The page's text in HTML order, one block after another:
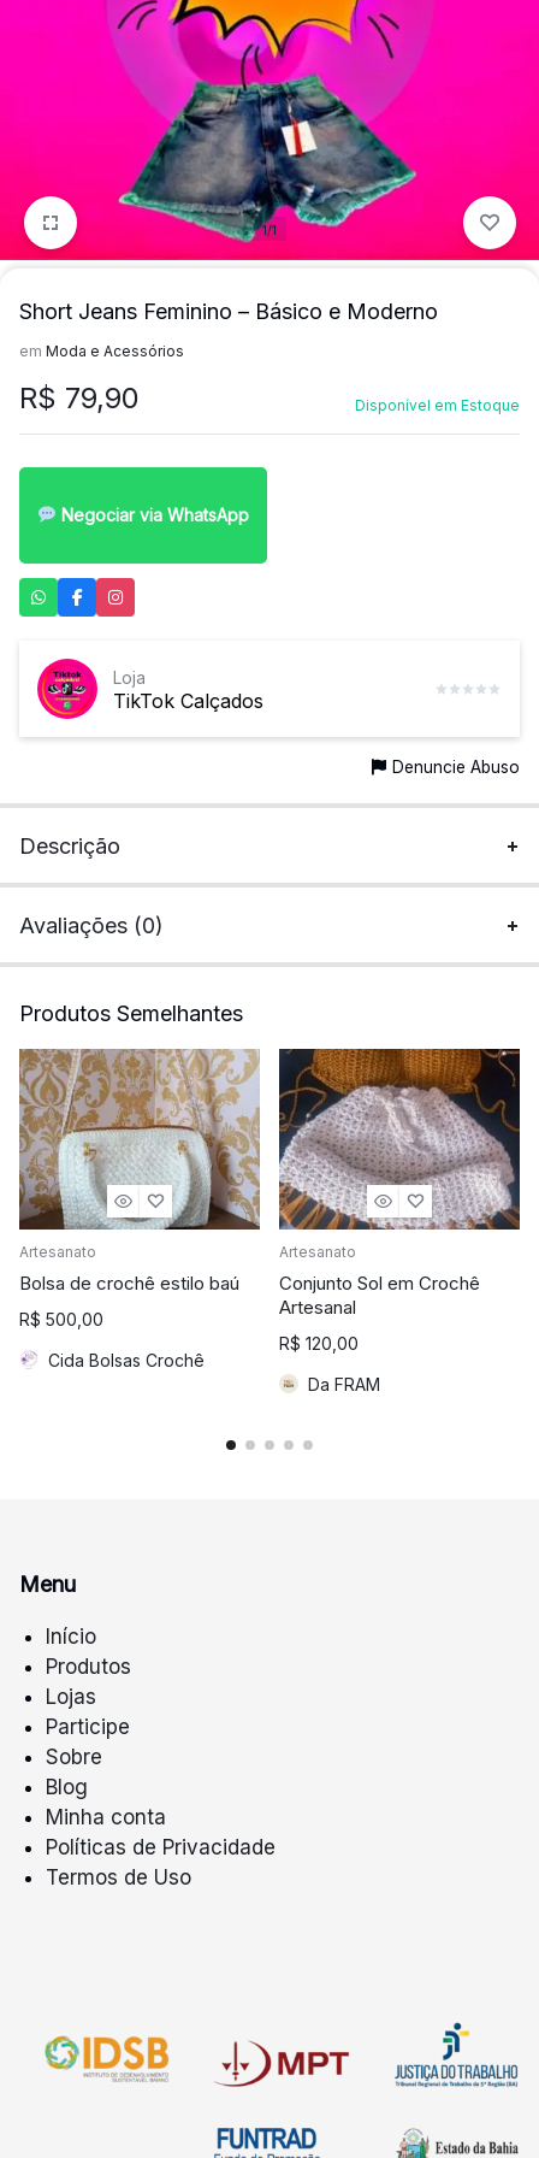
quem
mais
precisa!
precisa!
1/1
Short Jeans Feminino – Básico e Moderno
em Moda e Acessórios
R$ 79,90 Disponível em Estoque
Negociar via WhatsApp
TikTok Calçados
Loja
Denuncie Abuso
Descrição
Avaliações (0)
Produtos Semelhantes
Artesanato
Bolsa de crochê estilo baú
R$ 500,00
Cida Bolsas Crochê
Artesanato
Conjunto Sol em Crochê
Artesanal
R$ 120,00
Da FRAM
Menu
Início
Produtos
Lojas
Participe
Sobre
Blog
Minha conta
Políticas de Privacidade
Termos de Uso